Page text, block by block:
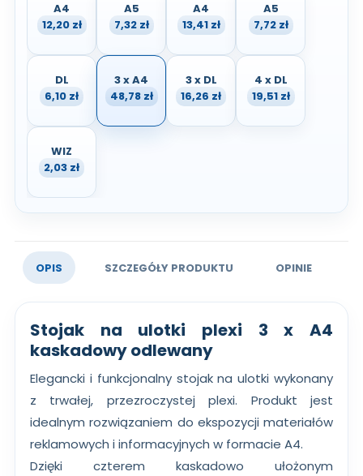
A4
12,20 zł
A5
7,32 zł
A4
13,41 zł
A5
7,72 zł
DL
6,10 zł
3 x A4
48,78 zł
3 x DL
16,26 zł
4 x DL
19,51 zł
WIZ
2,03 zł
OPIS SZCZEGÓŁY PRODUKTU OPINIE
Stojak na ulotki plexi 3 x A4
kaskadowy odlewany
Elegancki i funkcjonalny stojak na ulotki wykonany
z trwałej, przezroczystej plexi. Produkt jest
idealnym rozwiązaniem do ekspozycji materiałów
reklamowych i informacyjnych w formacie A4.
Dzięki czterem kaskadowo ułożonym